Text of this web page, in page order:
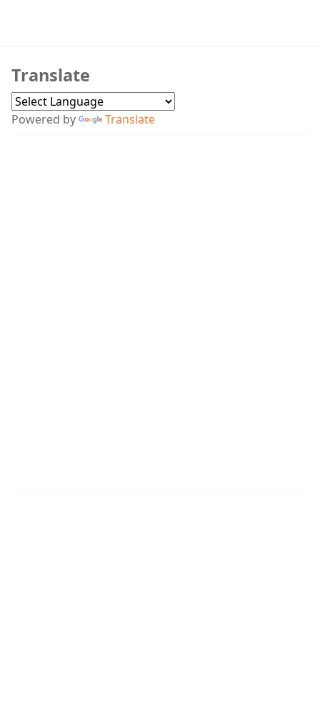
Translate
Powered by Translate